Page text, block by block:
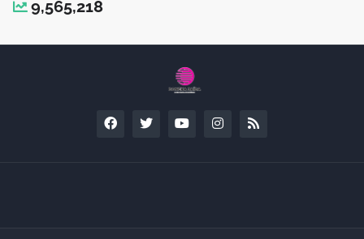
9,565,218